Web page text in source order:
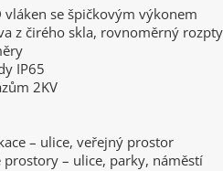
vláken se špičkovým výkonem
z čirého skla, rovnoměrný
IP65
2KV
– ulice, veřejný prostor
prostory – ulice, parky, náměstí